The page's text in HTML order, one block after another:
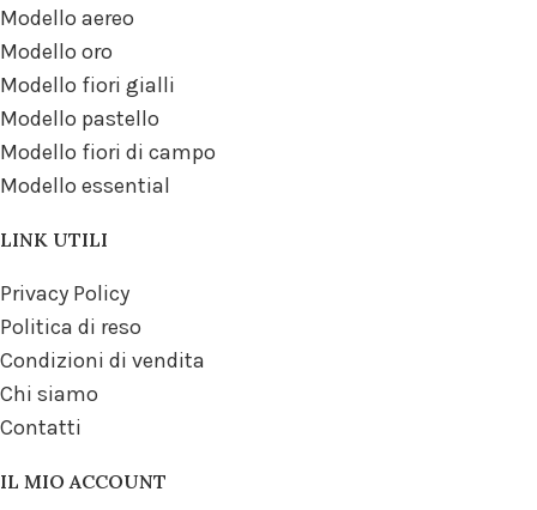
Modello aereo
Modello oro
Modello fiori gialli
Modello pastello
Modello fiori di campo
Modello essential
LINK UTILI
Privacy Policy
Politica di reso
Condizioni di vendita
Chi siamo
Contatti
IL MIO ACCOUNT